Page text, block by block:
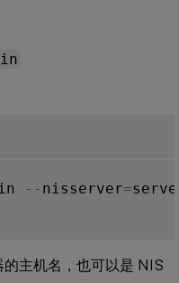
-- nisserver=server
主机名，也可以是 NIS